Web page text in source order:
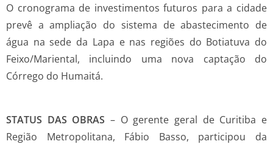
O cronograma de investimentos futuros para a cidade
prevê a ampliação do sistema de abastecimento de
água na sede da Lapa e nas regiões do Botiatuva do
Feixo/Mariental, incluindo uma nova captação do
Córrego do Humaitá.
STATUS DAS OBRAS – O gerente geral de Curitiba e
Região Metropolitana, Fábio Basso, participou da